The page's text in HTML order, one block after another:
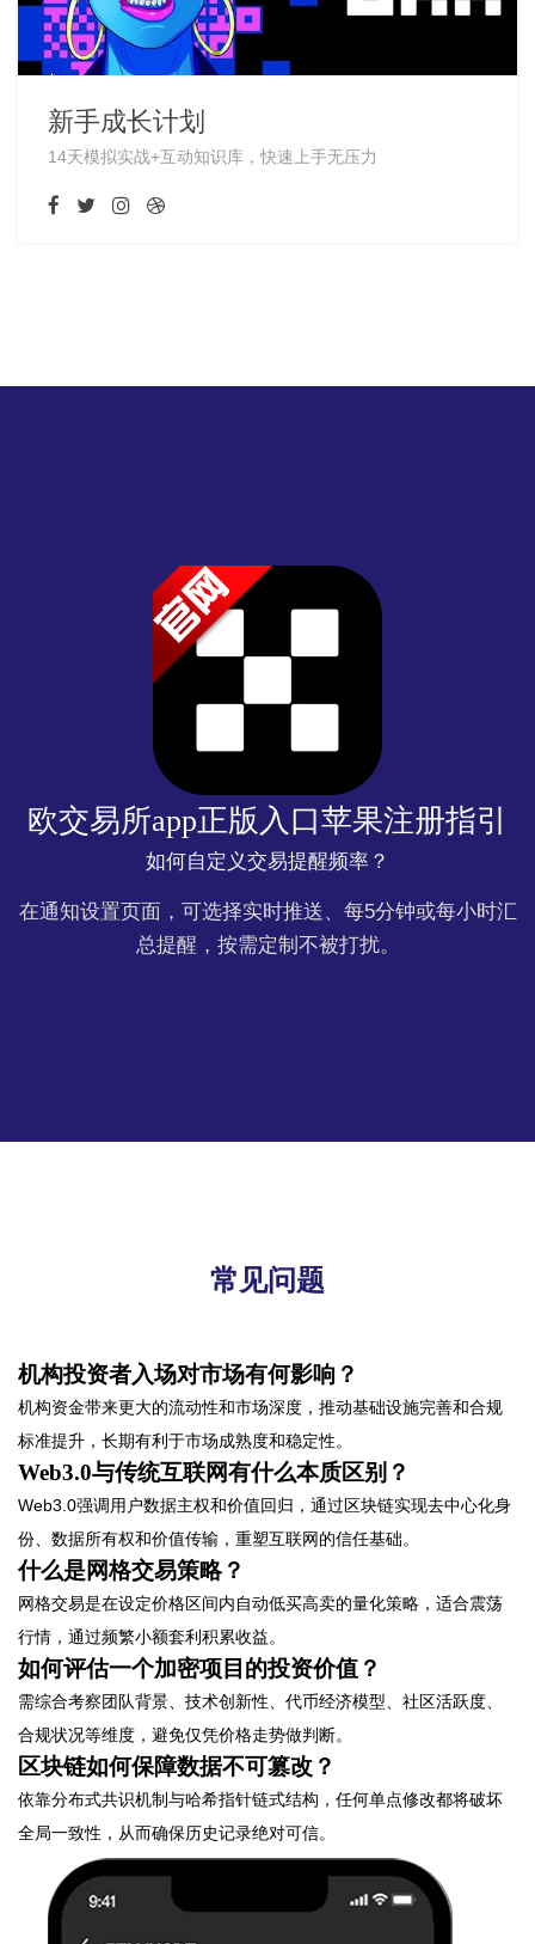
新手成长计划
14天模拟实战+互动知识库，快速上手无压力
欧交易所app正版入口苹果注册指引
如何自定义交易提醒频率？
在通知设置页面，可选择实时推送、每5分钟或每小时汇
总提醒，按需定制不被打扰。
常见问题
机构投资者入场对市场有何影响？
机构资金带来更大的流动性和市场深度，推动基础设施完善和合规
标准提升，长期有利于市场成熟度和稳定性。
Web3.0与传统互联网有什么本质区别？
Web3.0强调用户数据主权和价值回归，通过区块链实现去中心化身
份、数据所有权和价值传输，重塑互联网的信任基础。
什么是网格交易策略？
网格交易是在设定价格区间内自动低买高卖的量化策略，适合震荡
行情，通过频繁小额套利积累收益。
如何评估一个加密项目的投资价值？
需综合考察团队背景、技术创新性、代币经济模型、社区活跃度、
合规状况等维度，避免仅凭价格走势做判断。
区块链如何保障数据不可篡改？
依靠分布式共识机制与哈希指针链式结构，任何单点修改都将破坏
全局一致性，从而确保历史记录绝对可信。